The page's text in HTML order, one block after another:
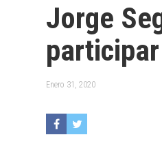
Jorge
Enero 31, 2020